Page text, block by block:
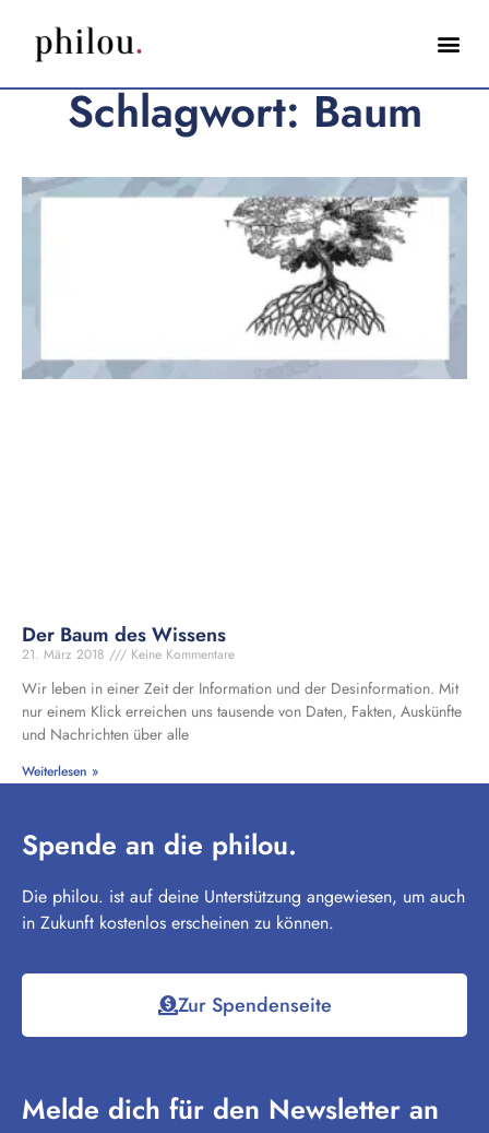
Schlagwort: Baum
Der Baum des Wissens
21. März 2018 Keine Kommentare
Wir leben in einer Zeit der Information und der Desinformation. Mit
nur einem Klick erreichen uns tausende von Daten, Fakten, Auskünfte
und Nachrichten über alle
Weiterlesen »
Spende an die philou.
Die philou. ist auf deine Unterstützung angewiesen, um auch
in Zukunft kostenlos erscheinen zu können.
Zur Spendenseite
Melde dich für den Newsletter an